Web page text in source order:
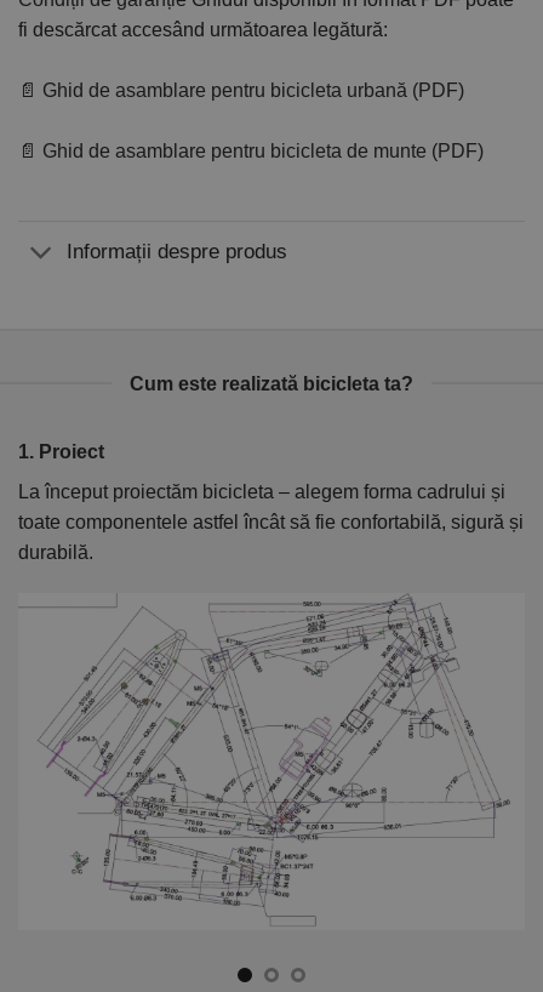
fi descărcat accesând următoarea legătură:
📄 Ghid de asamblare pentru bicicleta urbană (PDF)
📄 Ghid de asamblare pentru bicicleta de munte (PDF)
Informații despre produs
Cum este realizată bicicleta ta?
1. Proiect
La început proiectăm bicicleta – alegem forma cadrului și
toate componentele astfel încât să fie confortabilă, sigură și
durabilă.